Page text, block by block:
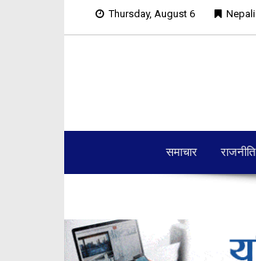
Thursday, August 6
समाचार राजनीति